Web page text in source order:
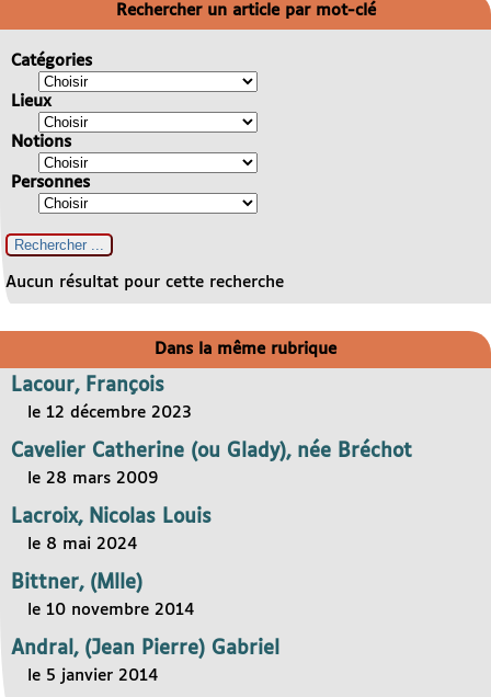
Rechercher un article par mot-clé
Catégories
Lieux
Notions
Personnes
Aucun résultat pour cette recherche
Dans la même rubrique
Lacour, François
le 12 décembre 2023
Cavelier Catherine (ou Glady), née Bréchot
le 28 mars 2009
Lacroix, Nicolas Louis
le 8 mai 2024
Bittner, (Mlle)
le 10 novembre 2014
Andral, (Jean Pierre) Gabriel
le 5 janvier 2014